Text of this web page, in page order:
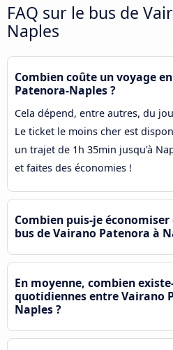
FAQ sur le bus de
Naples
Combien coûte un voyage
Patenora-Naples ?
Cela dépend, entre autres, du
Le ticket le moins cher est
un trajet de 1h 35min jusqu'à
et faites des économies !
Combien puis-je
bus de Vairano Patenora à
En moyenne, combien
quotidiennes entre Vairano
Naples ?